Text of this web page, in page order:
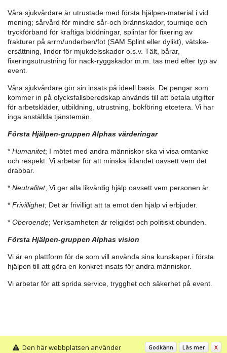
Våra sjukvårdare är utrustade med första hjälpen-material i vid
mening; sårvård för mindre sår-och brännskador, tourniqe och
tryckförband för kraftiga blödningar, splintar för fixering av
frakturer på arrm/underben/fot (SAM Splint eller dylikt), vätske-
ersättning, lindor för mjukdelsskador o.s.v. Tält, bårar,
fixeringsutrustning för nack-ryggskador m.m. tas med efter typ av
event.
Våra sjukvårdare gör sin insats på ideell basis. De pengar som
kommer in på olycksfallsberedskap används till att betala utgifter
för arbetskläder, utbildning, utrustning, bokföring etcetera. Vi har
inga anställda tjänstemän.
Första Hjälpen-gruppen Alphas värderingar
* Humanitet; I mötet med andra människor ska vi visa omtanke
och respekt. Vi arbetar för att minska lidandet oavsett vem det
drabbar.
* Neutralitet; Vi ger alla likvärdig hjälp oavsett vem personen är.
* Frivillighet; Det är frivilligt att ta emot den hjälp vi erbjuder.
* Oberoende; Verksamheten är religiöst och politiskt obunden.
Första Hjälpen-gruppen Alphas vision
Vi är en plattform för de som vill använda sina kunskaper i första
hjälpen till att göra en konkret insats för andra människor.
Vi arbetar för att sprida service, trygghet och säkerhet på event.
Godkänn Läs mer X
Den här webbplatsen använder